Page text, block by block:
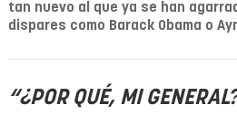
tan nuevo al que ya se han
dispares como Barack Obama o
“¿POR QUÉ, MI